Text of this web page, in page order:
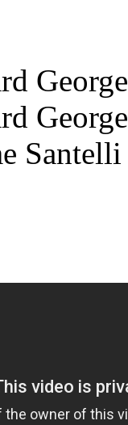
George
George
Santelli